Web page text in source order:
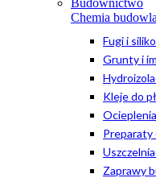
Chemia
Fugi i
Grunty i
Kleje do
Ocieplenia
Preparaty
Zaprawy